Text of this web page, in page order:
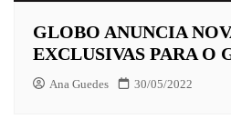
GLOBO ANUNCIA
EXCLUSIVAS PARA O
Ana Guedes 30/05/2022